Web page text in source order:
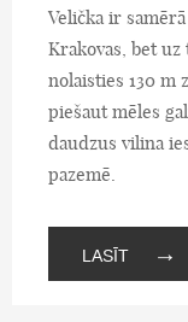
Velička ir
Krakovas, bet
nolaisties 130 m
piešaut mēles
daudzus vilina
pazemē.
LASĪT →